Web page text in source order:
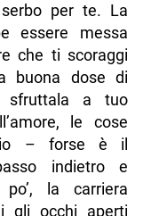
per te. La
essere messa
che ti scoraggi
buona dose di
sfruttala a tuo
le cose
– forse è il
indietro e
la carriera
gli occhi aperti